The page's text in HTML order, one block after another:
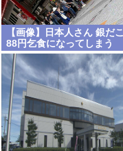
【画像】日本人さん 銀だこ
88円乞食になってしまう